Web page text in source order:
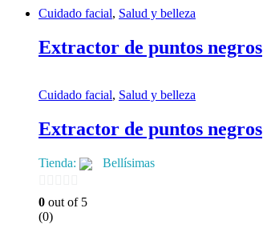
Cuidado facial, Salud y belleza
Extractor de puntos negros
Cuidado facial, Salud y belleza
Extractor de puntos negros
Tienda: Bellísimas
0
de
0 out of 5
(0)